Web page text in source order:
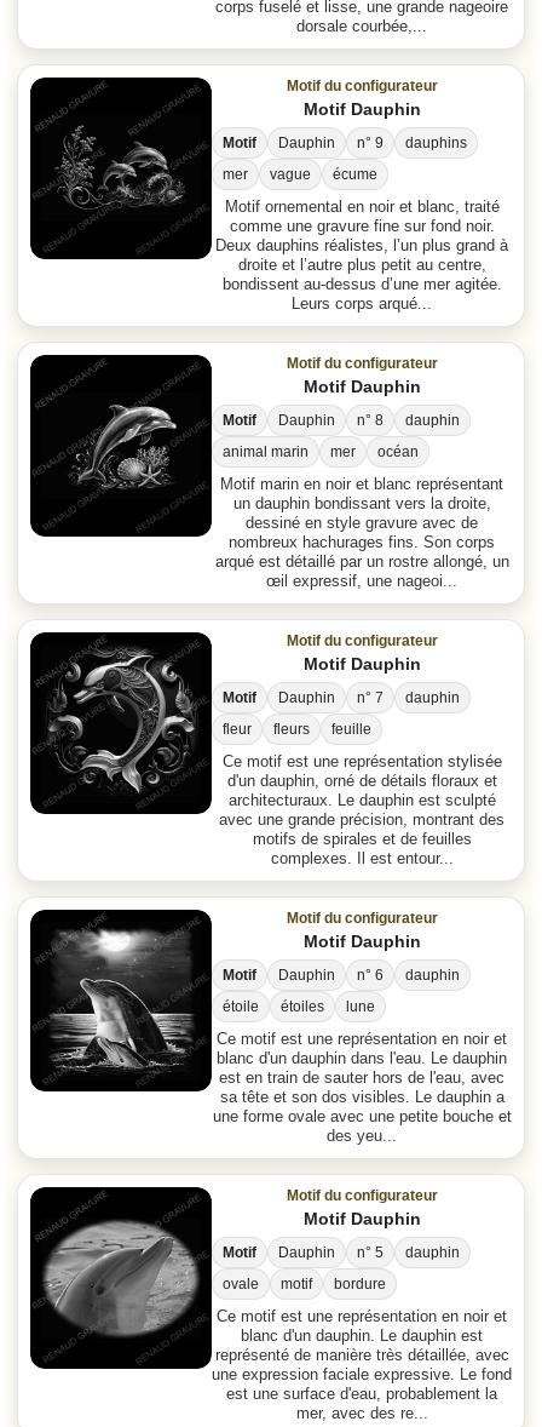
corps fuselé et lisse, une grande nageoire
dorsale courbée,...
Motif du configurateur
Motif Dauphin
Motif Dauphin n° 9
dauphins
mer
vague
écume
Motif ornemental en noir et blanc, traité
comme une gravure fine sur fond noir.
Deux dauphins réalistes, l’un plus grand à
droite et l’autre plus petit au centre,
bondissent au-dessus d’une mer agitée.
Leurs corps arqué...
Motif du configurateur
Motif Dauphin
Motif Dauphin n° 8
dauphin
animal marin
mer
océan
Motif marin en noir et blanc représentant
un dauphin bondissant vers la droite,
dessiné en style gravure avec de
nombreux hachurages fins. Son corps
arqué est détaillé par un rostre allongé, un
œil expressif, une nageoi...
Motif du configurateur
Motif Dauphin
Motif Dauphin n° 7
dauphin
fleur
fleurs
feuille
Ce motif est une représentation stylisée
d'un dauphin, orné de détails floraux et
architecturaux. Le dauphin est sculpté
avec une grande précision, montrant des
motifs de spirales et de feuilles
complexes. Il est entour...
Motif du configurateur
Motif Dauphin
Motif Dauphin n° 6
dauphin
étoile
étoiles
lune
Ce motif est une représentation en noir et
blanc d'un dauphin dans l'eau. Le dauphin
est en train de sauter hors de l'eau, avec
sa tête et son dos visibles. Le dauphin a
une forme ovale avec une petite bouche et
des yeu...
Motif du configurateur
Motif Dauphin
Motif Dauphin n° 5
dauphin
ovale
motif
bordure
Ce motif est une représentation en noir et
blanc d'un dauphin. Le dauphin est
représenté de manière très détaillée, avec
une expression faciale expressive. Le fond
est une surface d'eau, probablement la
mer, avec des re...